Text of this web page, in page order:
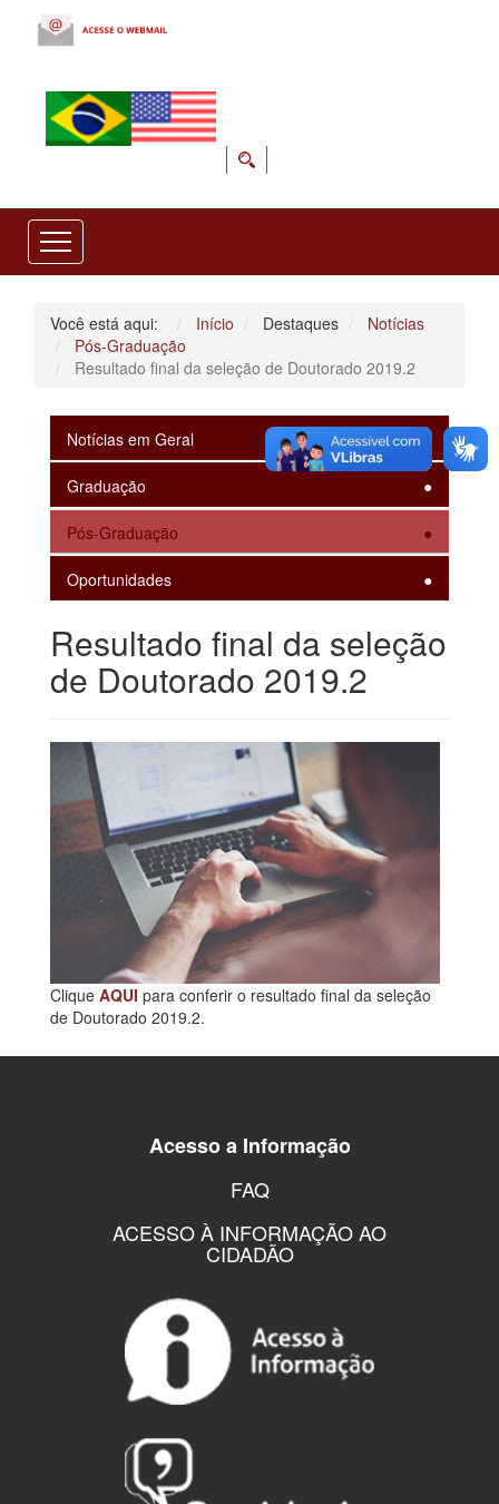
Você está aqui: Início Destaques
Notícias
Pós-Graduação
Resultado final da seleção de Doutorado 2019.2
Notícias em Geral
Graduação
Pós-Graduação
Oportunidades
Resultado final da seleção
de Doutorado 2019.2
Clique AQUI para conferir o resultado final da seleção
de Doutorado 2019.2.
Acesso a Informação
FAQ
ACESSO À INFORMAÇÃO AO
CIDADÃO